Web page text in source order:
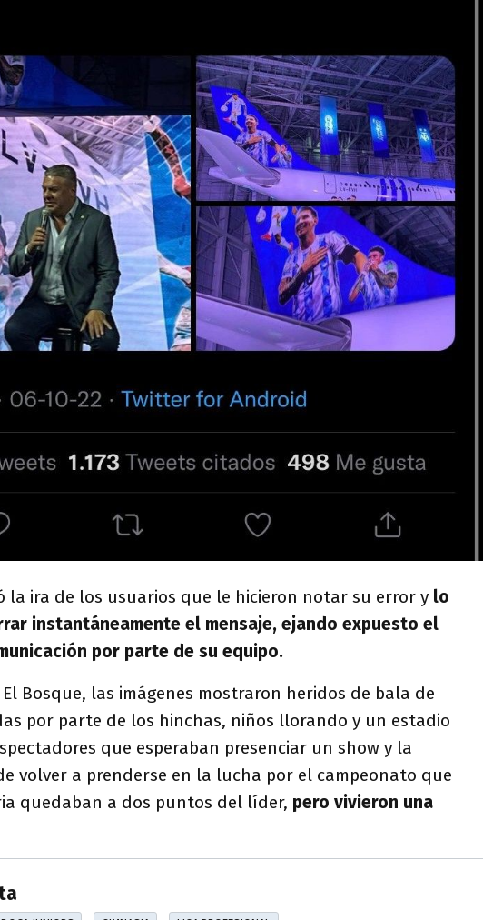
la ira de los usuarios que le hicieron notar su error y lo
instantáneamente el mensaje, ejando expuesto el
por parte de su equipo.
Bosque, las imágenes mostraron heridos de bala de
por parte de los hinchas, niños llorando y un estadio
que esperaban presenciar un show y la
volver a prenderse en la lucha por el campeonato que
quedaban a dos puntos del líder, pero vivieron una